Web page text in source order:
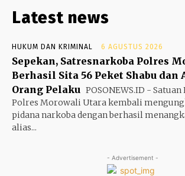
Latest news
HUKUM DAN KRIMINAL 6 AGUSTUS 2026
Sepekan, Satresnarkoba Polres
Berhasil Sita 56 Peket Shabu dan
Orang Pelaku POSONEWS.ID -
Polres Morowali Utara kembali
pidana narkoba dengan berhasil
alias...
- Advertisement -